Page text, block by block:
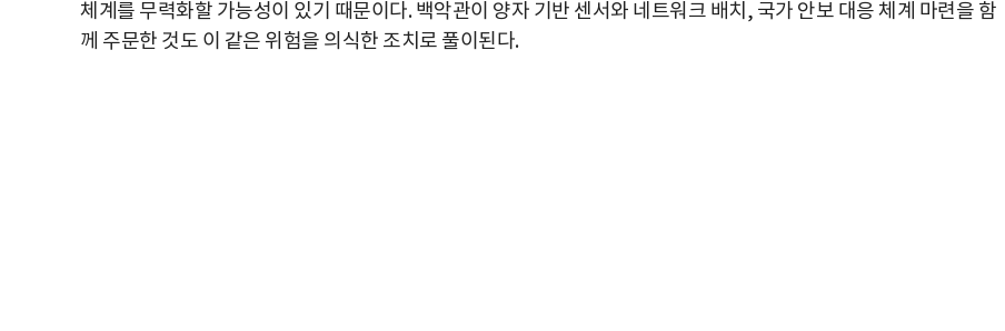
체계를 무력화할 가능성이 있기 때문이다. 백악관이 양자 기반 센서와 네트워크 배치, 국가 안보 대응 체계 마련을 함
께 주문한 것도 이 같은 위험을 의식한 조치로 풀이된다.